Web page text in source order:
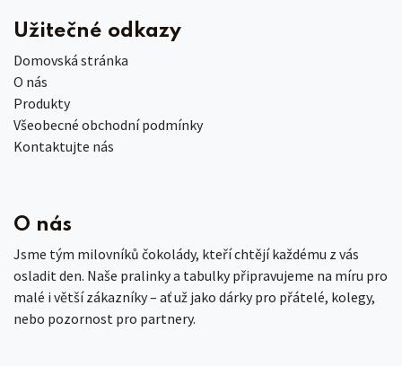
Užitečné odkazy
Domovská stránka
O nás
Produkty
Všeobecné obchodní podmínky
Kontaktujte nás
O nás
Jsme tým milovníků čokolády, kteří chtějí každému z vás
osladit den. Naše pralinky a tabulky připravujeme na míru pro
malé i větší zákazníky – ať už jako dárky pro přátelé, kolegy,
nebo pozornost pro partnery.